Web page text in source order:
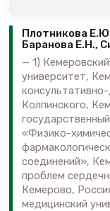
Плотникова
Баранова Е.Н.,
1)
университет,
Колпинского,
«Физико-
соединений»,
проблем
Кемерово,
медицинский